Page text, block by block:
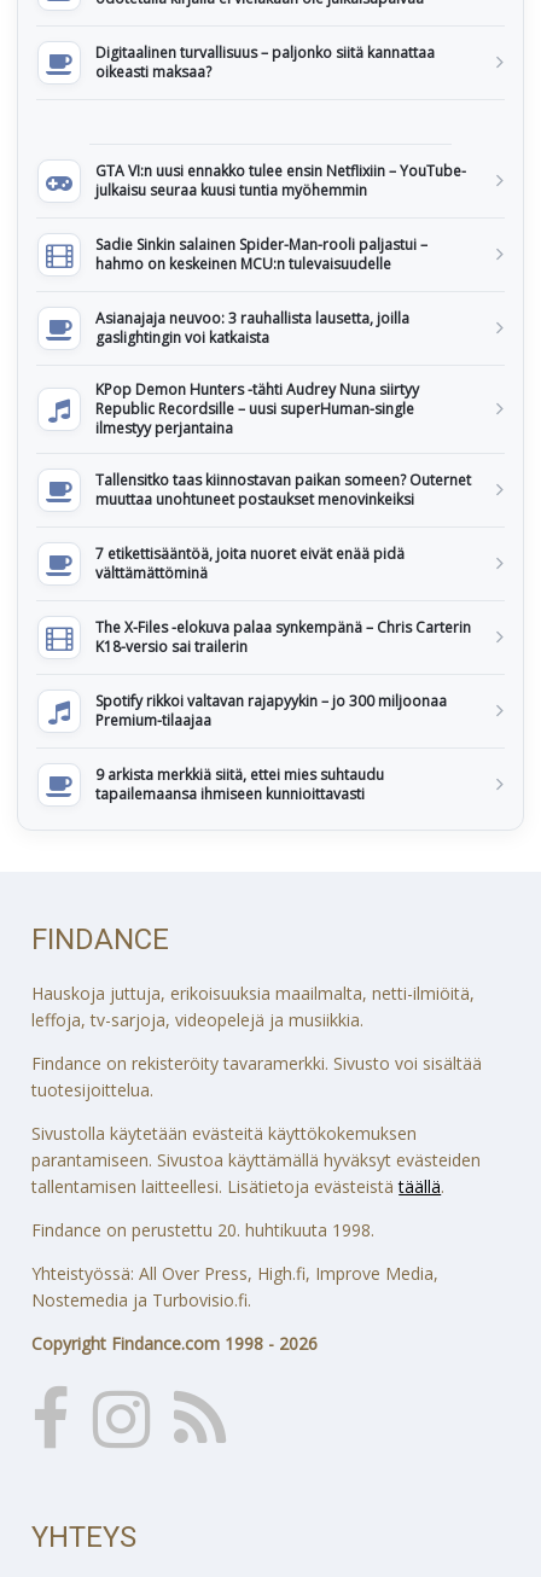
Digitaalinen turvallisuus – paljonko siitä kannattaa
oikeasti maksaa?
GTA VI:n uusi ennakko tulee ensin Netflixiin – YouTube-
julkaisu seuraa kuusi tuntia myöhemmin
Sadie Sinkin salainen Spider-Man-rooli paljastui –
hahmo on keskeinen MCU:n tulevaisuudelle
Asianajaja neuvoo: 3 rauhallista lausetta, joilla
gaslightingin voi katkaista
KPop Demon Hunters -tähti Audrey Nuna siirtyy
Republic Recordsille – uusi superHuman-single
ilmestyy perjantaina
Tallensitko taas kiinnostavan paikan someen? Outernet
muuttaa unohtuneet postaukset menovinkeiksi
7 etikettisääntöä, joita nuoret eivät enää pidä
välttämättöminä
The X-Files -elokuva palaa synkempänä – Chris Carterin
K18-versio sai trailerin
Spotify rikkoi valtavan rajapyykin – jo 300 miljoonaa
Premium-tilaajaa
9 arkista merkkiä siitä, ettei mies suhtaudu
tapailemaansa ihmiseen kunnioittavasti
FINDANCE
Hauskoja juttuja, erikoisuuksia maailmalta, netti-ilmiöitä,
leffoja, tv-sarjoja, videopelejä ja musiikkia.
Findance on rekisteröity tavaramerkki. Sivusto voi sisältää
tuotesijoittelua.
Sivustolla käytetään evästeitä käyttökokemuksen
parantamiseen. Sivustoa käyttämällä hyväksyt evästeiden
tallentamisen laitteellesi. Lisätietoja evästeistätäällä.
Findance on perustettu 20. huhtikuuta 1998.
Yhteistyössä: All Over Press, High.fi, Improve Media,
Nostemedia ja Turbovisio.fi.
Copyright Findance.com 1998 - 2026
YHTEYS